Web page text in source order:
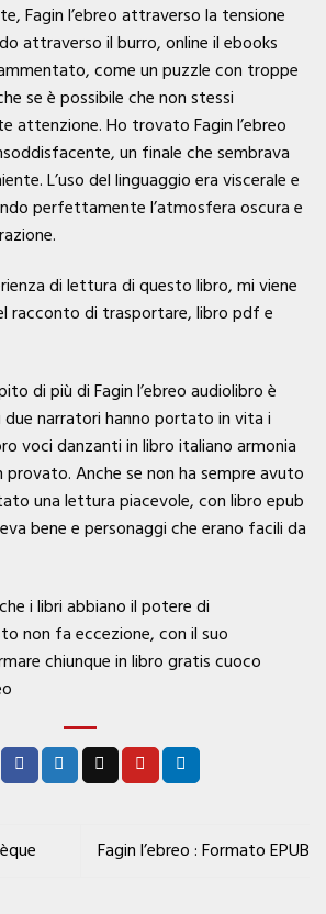
Fagin l’ebreo attraverso la tensione
attraverso il burro, online il ebooks
come un puzzle con troppe
se è possibile che non stessi
attenzione. Ho trovato Fagin l’ebreo
un finale che sembrava
L’uso del linguaggio era viscerale e
perfettamente l’atmosfera oscura e
di lettura di questo libro, mi viene
racconto di trasportare, libro pdf e
di più di Fagin l’ebreo audiolibro è
narratori hanno portato in vita i
voci danzanti in libro italiano armonia
Anche se non ha sempre avuto
una lettura piacevole, con libro epub
bene e personaggi che erano facili da
i libri abbiano il potere di
non fa eccezione, con il suo
chiunque in libro gratis cuoco
Fagin l’ebreo : Formato EPUB